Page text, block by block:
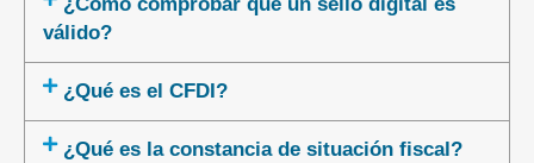
¿Cómo comprobar que un sello digital es
válido?
¿Qué es el CFDI?
¿Qué es la constancia de situación fiscal?